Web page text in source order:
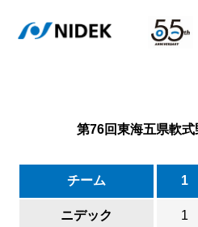
第76回東海五県軟
チーム 1
ニデック 1